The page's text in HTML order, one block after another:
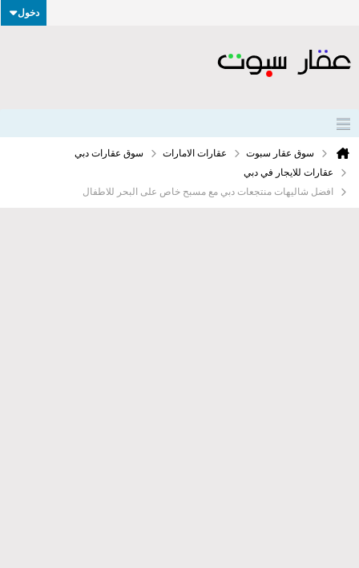
دخول
سوق عقار سبوت عقارات الامارات
سوق عقارات دبي
عقارات للايجار في دبي
افضل شاليهات منتجعات دبي مع مسبح خاص على البحر للاطفال